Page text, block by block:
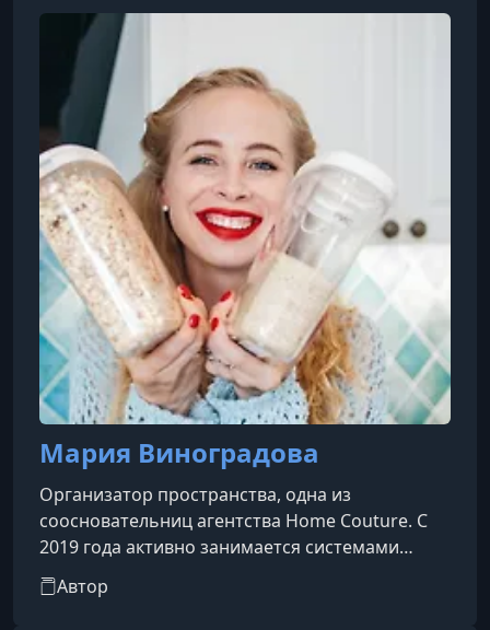
и грамотно организовать пространство
визуального восприятия.
Мария Виноградова
Организатор пространства, одна из
соосновательниц агентства Home Couture. С
2019 года активно занимается системами
хранения, правильной организацией дома и
переездами. Под её руководством агентство
Автор